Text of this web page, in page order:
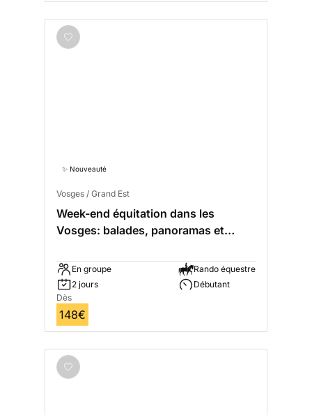
✨ Nouveauté
Vosges / Grand Est
Week-end équitation dans les
Vosges: balades, panoramas et
En groupe
2 jours
Rando équestre
Débutant
Dès
148€